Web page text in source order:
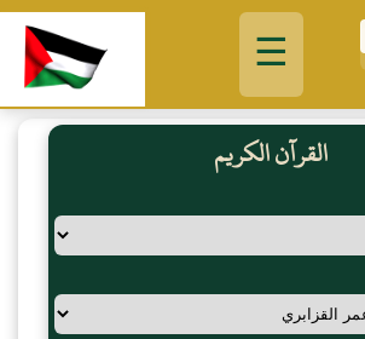
☰
القرآن الكريم